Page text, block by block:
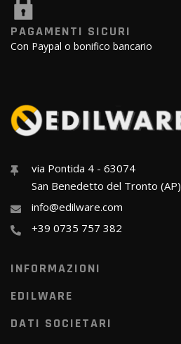
PAGAMENTI SICURI
Con Paypal o bonifico bancario
via Pontida 4 - 63074
San Benedetto del Tronto (AP)
info@edilware.com
+39 0735 757 382
INFORMAZIONI
EDILWARE
DATI SOCIETARI